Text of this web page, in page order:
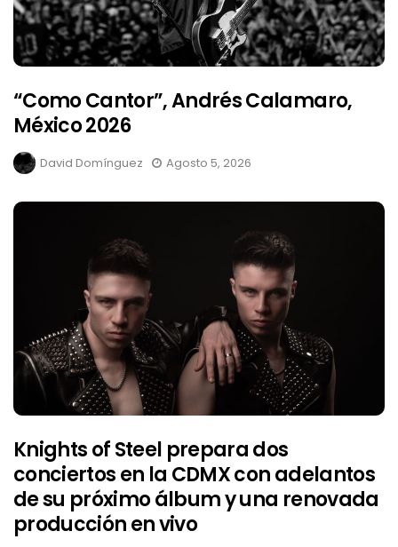
“Como Cantor”, Andrés Calamaro,
México 2026
David Domínguez Agosto 5, 2026
Knights of Steel prepara dos
conciertos en la CDMX con adelantos
de su próximo álbum y una renovada
producción en vivo